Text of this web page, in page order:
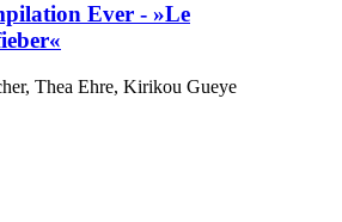
Ever - »Le
Thea Ehre, Kirikou Gueye